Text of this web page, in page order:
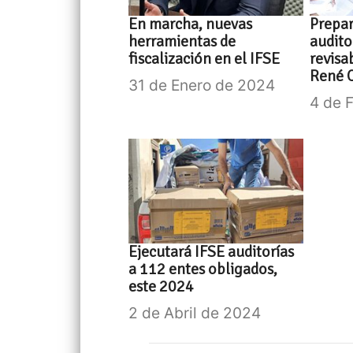
En marcha, nuevas
herramientas de
fiscalización en el IFSE
31 de Enero de 2024
René
4 de
Ejecutará IFSE auditorías
a 112 entes obligados,
este 2024
2 de Abril de 2024